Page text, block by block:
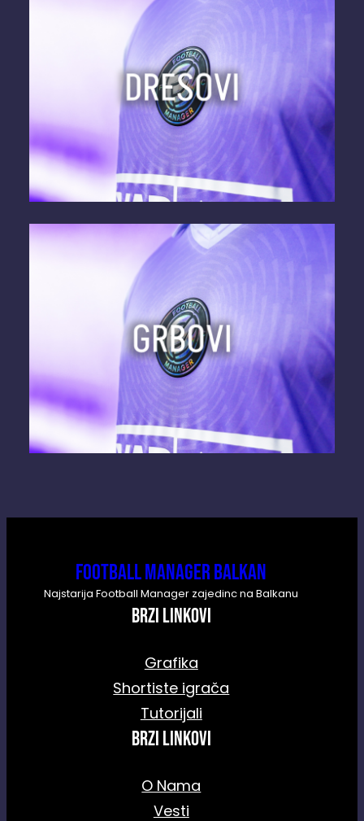
Football Manager Balkan
Najstarija Football Manager zajedinc na Balkanu
BRZI LINKOVI
Grafika
Shortiste igrača
Tutorijali
Brzi linkovi
O Nama
Vesti